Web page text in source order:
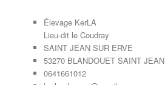
Élevage KerLA
Lieu-dit le Coudray
SAINT JEAN SUR ERVE
53270 BLANDOUET SAINT JEAN
0641661012